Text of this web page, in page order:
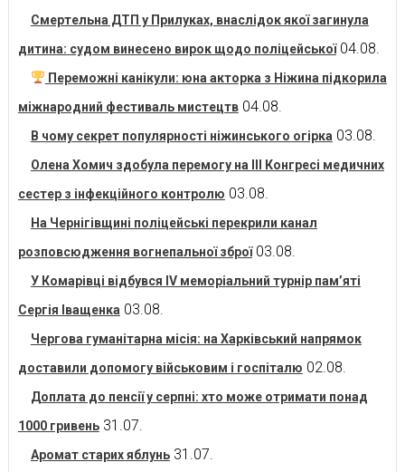
Смертельна ДТП у Прилуках, внаслідок якої загинула
дитина: судом винесено вирок щодо поліцейської 04.08.
Переможні канікули: юна акторка з Ніжина підкорила
міжнародний фестиваль мистецтв 04.08.
В чому секрет популярності ніжинського огірка 03.08.
Олена Хомич здобула перемогу на ІІІ Конгресі медичних
сестер з інфекційного контролю 03.08.
На Чернігівщині поліцейські перекрили канал
розповсюдження вогнепальної зброї 03.08.
У Комарівці відбувся IV меморіальний турнір пам’яті
Сергія Іващенка 03.08.
Чергова гуманітарна місія: на Харківський напрямок
доставили допомогу військовим і госпіталю 02.08.
Доплата до пенсії у серпні: хто може отримати понад
1000 гривень 31.07.
Аромат старих яблунь 31.07.